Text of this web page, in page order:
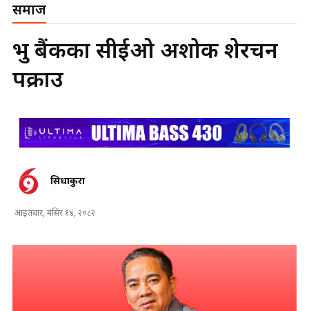
समाज
प्रभु बैंकका सीईओ अशोक शेरचन
पक्राउ
सिधाकुरा
आइतबार, मंसिर १४, २०८२